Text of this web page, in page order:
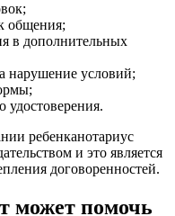
общения;
в дополнительных
нарушение условий;
удостоверения.
ребенканотариус
и это является
договоренностей.
может помочь